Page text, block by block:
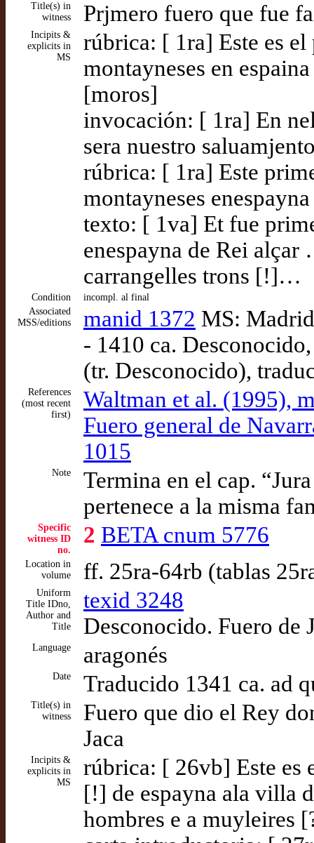
Title(s) in
witness
Prjmero fuero que fue
Incipits &
explicits in
MS
rúbrica: [ 1ra] Este es
montayneses en
[moros]
invocación: [ 1ra] En
sera nuestro
rúbrica: [ 1ra] Este
montayneses enespayna
texto: [ 1va] Et fue
enespayna de Rei
carrangelles trons [!]…
Condition
incompl. al final
Associated
MSS/editions
manid 1372 MS:
- 1410 ca.
(tr. Desconocido),
References
(most recent
first)
Waltman et al. (1995),
Fuero general de
1015
Note
Termina en el cap.
pertenece a la misma
Specific
witness ID
no.
2 BETA cnum 5776
Location in
volume
ff. 25ra-64rb (tablas
Uniform
Title IDno,
Author and
Title
texid 3248
Desconocido. Fuero de
Language aragonés
Date Traducido 1341 ca. ad
Title(s) in
witness
Fuero que dio el Rey
Jaca
Incipits &
explicits in
MS
rúbrica: [ 26vb] Este es
[!] de espayna ala villa
hombres e a muyleires